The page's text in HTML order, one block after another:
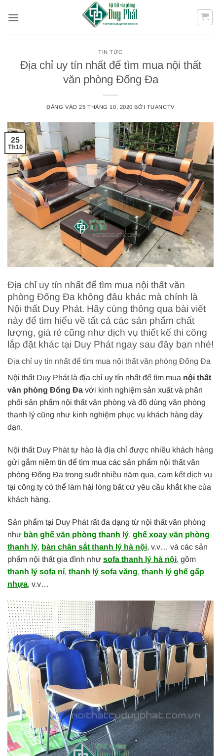
qua
TIN TỨC
Địa chỉ uy tín nhất để tìm mua nội thất
văn phòng Đống Đa
ĐĂNG VÀO25 THÁNG 10, 2020 BỞI TUANCTV
25
Th10
Địa chỉ uy tín nhất để tìm mua nội thất văn
phòng Đống Đa không đâu khác mà chính là
Nội thất Duy Phát. Hãy cùng thông qua bài viết
này để tìm hiểu về tất cả các sản phẩm chất
lượng, giá rẻ cũng như dịch vụ thiết kế thi công
lắp đặt khác tại Duy Phát ngay sau đây bạn nhé!
Địa chỉ uy tín nhất để tìm mua nội thất văn phòng Đống Đa
Nội thất Duy Phát là địa chỉ uy tín nhất để tìm mua nội thất
văn phòng Đống Đa với kinh nghiệm sản xuất và phân
phối sản phẩm nội thất văn phòng và đồ dùng văn phòng
thanh lý cũng như kinh nghiệm phục vụ khách hàng dày
dạn.
Nội thất Duy Phát tự hào là địa chỉ được nhiều khách hàng
gửi gắm niềm tin để tìm mua các sản phẩm nội thất văn
phòng Đống Đa trong suốt nhiều năm qua, cam kết dịch vụ
tại công ty có thể làm hài lòng bất cứ yêu cầu khắt khe của
khách hàng.
Sản phẩm tại Duy Phát rất đa dạng từ nội thất văn phòng
như bàn ghế văn phòng thanh lý, ghế xoay văn phòng
thanh lý, bàn chân sắt thanh lý hà nội, v.v… và các sản
phẩm nội thất gia đình như sofa thanh lý hà nội, gồm
thanh lý sofa nỉ, thanh lý sofa văng, thanh lý ghế gấp
nhựa, v.v…